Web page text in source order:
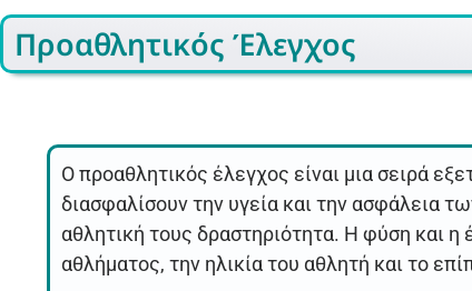
Προαθλητικός Έλεγχος
Ο προαθλητικός έλεγχος είναι μια σειρά
διασφαλίσουν την υγεία και την ασφάλεια
αθλητική τους δραστηριότητα. Η φύση και
αθλήματος, την ηλικία του αθλητή και το